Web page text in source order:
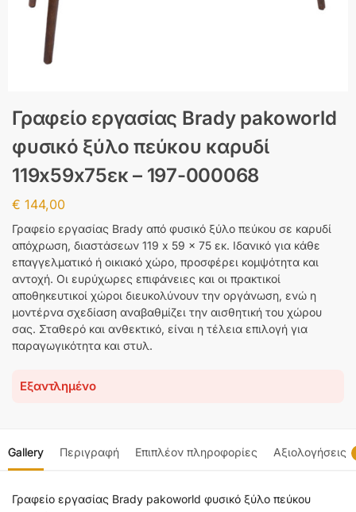
Γραφείο εργασίας Brady pakoworld
φυσικό ξύλο πεύκου καρυδί
119x59x75εκ – 197-000068
€ 144,00
Γραφείο εργασίας Brady από φυσικό ξύλο πεύκου σε καρυδί
απόχρωση, διαστάσεων 119 x 59 x 75 εκ. Ιδανικό για κάθε
επαγγελματικό ή οικιακό χώρο, προσφέρει κομψότητα και
αντοχή. Οι ευρύχωρες επιφάνειες και οι πρακτικοί
αποθηκευτικοί χώροι διευκολύνουν την οργάνωση, ενώ η
μοντέρνα σχεδίαση αναβαθμίζει την αισθητική του χώρου
σας. Σταθερό και ανθεκτικό, είναι η τέλεια επιλογή για
παραγωγικότητα και στυλ.
Εξαντλημένο
Gallery Περιγραφή Επιπλέον πληροφορίες Αξιολογήσεις
Γραφείο εργασίας Brady pakoworld φυσικό ξύλο πεύκου